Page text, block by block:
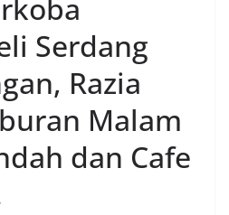
Serdang
Razia
Malam
dan Cafe